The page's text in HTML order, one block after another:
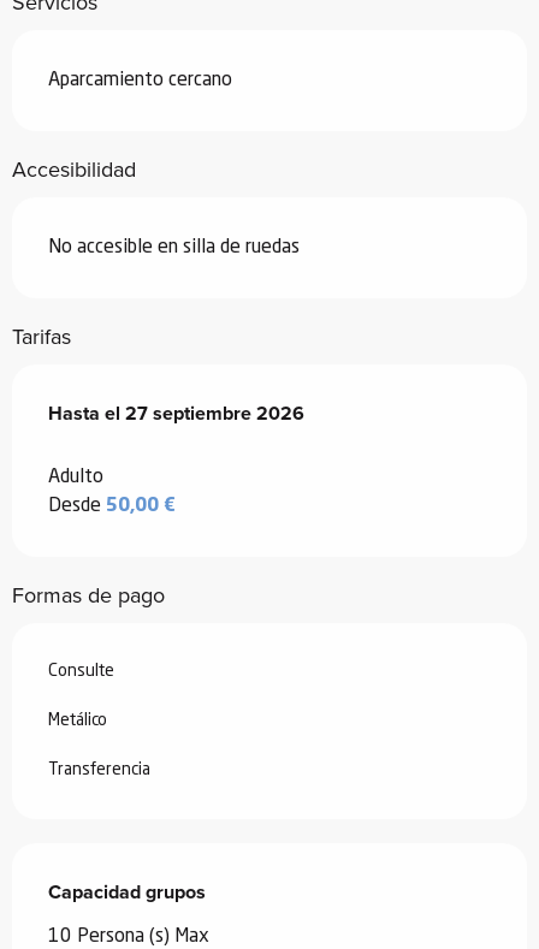
Aparcamiento cercano
Accesibilidad
No accesible en silla de ruedas
Tarifas
Desde 6 junio 2026hasta27 septiembre 2026
Hasta el 27 septiembre 2026
Adulto
Desde 50,00 €
Formas de pago
Consulte
Metálico
Transferencia
Capacidad grupos
Capacidad grupos
10 Persona (s) Max